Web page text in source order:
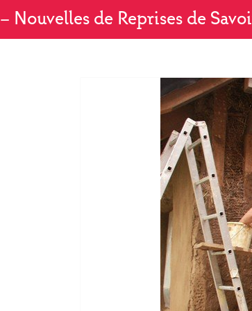
— Nouvelles de Reprises de